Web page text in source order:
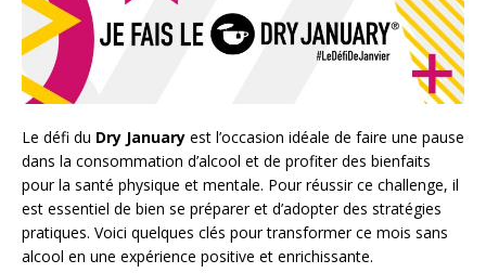
Le défi du Dry January est l’occasion idéale de faire une pause
dans la consommation d’alcool et de profiter des bienfaits
pour la santé physique et mentale. Pour réussir ce challenge, il
est essentiel de bien se préparer et d’adopter des stratégies
pratiques. Voici quelques clés pour transformer ce mois sans
alcool en une expérience positive et enrichissante.